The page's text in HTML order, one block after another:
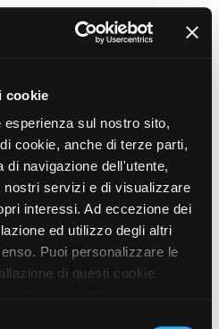
cookie
sul nostro sito,
cookie, anche di terze parti,
di navigazione dell'utente,
servizi e di visualizzare
interessi. Ad eccezione dei
ed utilizzo degli altri
Puoi personalizzare le
di questi cookie